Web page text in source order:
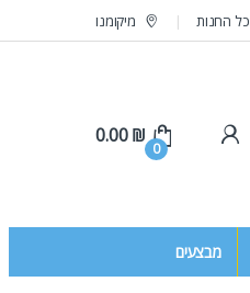
כל החנות מיקומנו
0
0.00₪
מבצעים